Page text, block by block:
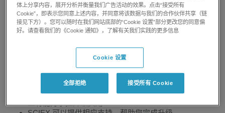
软件加速器计划的亮点
让您的软件处于最新状态，以便您充分利用 SCIEX 技术
可按照灵活的时间表来付费（最长可在自购买之日起的三
年内完成付费），且无需支付任何利息，从而使更多实验
室有能力承担升级费用
体上分享内容，展开分析并衡量我们广告活动的效果。点击“接受所有
Cookie”，即表示您同意上述内容，并同意将该数据与我们的合作伙伴共享（链
接见下方）。您可以随时在我们网站底部的“Cookie 设置”部分更改您的同意偏
好。请查看我们的《Cookie 通知》，了解有关我们实践的更多信息
Cookie 设置
全部拒绝 接受所有 Cookie